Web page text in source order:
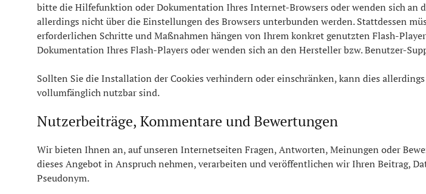
bitte die Hilfefunktion oder Dokumentation Ihres Internet-Browsers oder wenden sich an
allerdings nicht über die Einstellungen des Browsers unterbunden werden. Stattdessen
erforderlichen Schritte und Maßnahmen hängen von Ihrem konkret genutzten Flash-
Dokumentation Ihres Flash-Players oder wenden sich an den Hersteller bzw. Benutzer-
Sollten Sie die Installation der Cookies verhindern oder einschränken, kann dies
vollumfänglich nutzbar sind.
Nutzerbeiträge, Kommentare und Bewertungen
Wir bieten Ihnen an, auf unseren Internetseiten Fragen, Antworten, Meinungen oder
dieses Angebot in Anspruch nehmen, verarbeiten und veröffentlichen wir Ihren Beitrag,
Pseudonym.